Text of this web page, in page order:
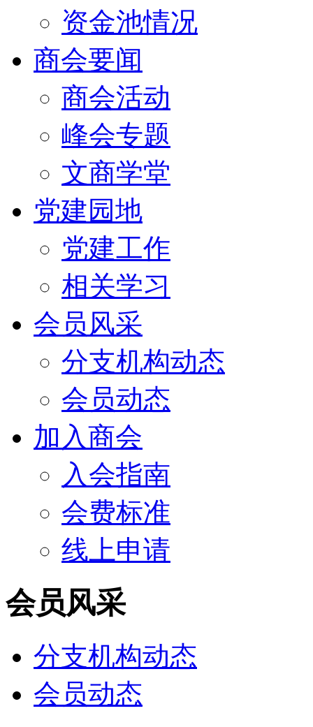
资金池情况
商会要闻
商会活动
峰会专题
文商学堂
党建园地
党建工作
相关学习
会员风采
分支机构动态
会员动态
加入商会
入会指南
会费标准
线上申请
会员风采
分支机构动态
会员动态